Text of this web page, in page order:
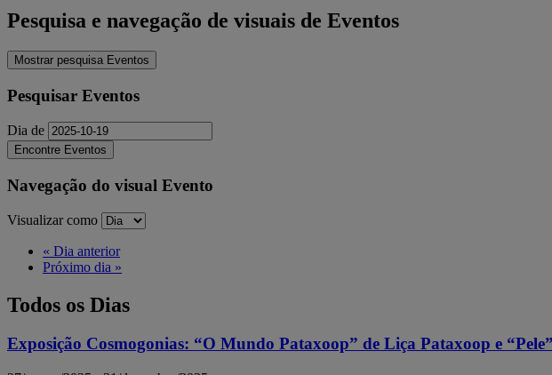
Pesquisa e navegação de visuais de Eventos
Mostrar pesquisa Eventos
Pesquisar Eventos
Dia de
Navegação do visual Evento
Visualizar como
« Dia anterior
Próximo dia »
Todos os Dias
Exposição Cosmogonias: “O Mundo Pataxoop” de Liça Pataxoop e